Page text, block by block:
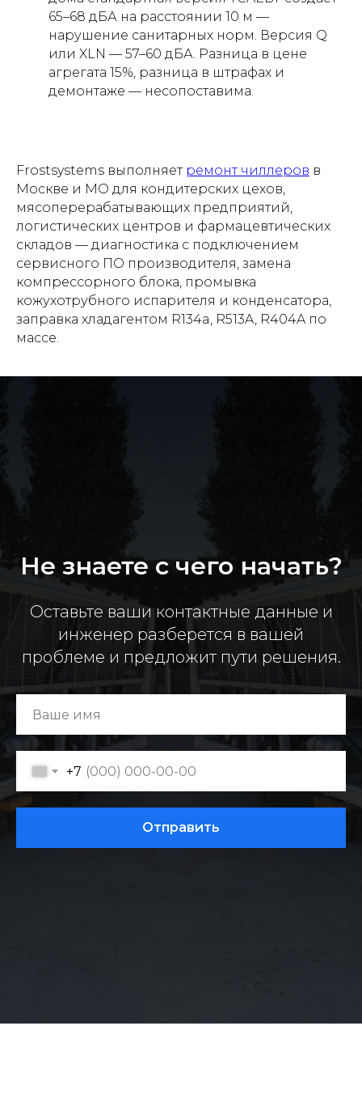
65–68 дБА на расстоянии 10 м —
нарушение санитарных норм. Версия Q
или XLN — 57–60 дБА. Разница в цене
агрегата 15%, разница в штрафах и
демонтаже — несопоставима.
Frostsystems выполняет ремонт чиллеров в
Москве и МО для кондитерских цехов,
мясоперерабатывающих предприятий,
логистических центров и фармацевтических
складов — диагностика с подключением
сервисного ПО производителя, замена
компрессорного блока, промывка
кожухотрубного испарителя и конденсатора,
заправка хладагентом R134a, R513A, R404A по
массе.
Не знаете с чего начать?
Оставьте ваши контактные данные и
инженер разберется в вашей
проблеме и предложит пути решения.
+7
Отправить